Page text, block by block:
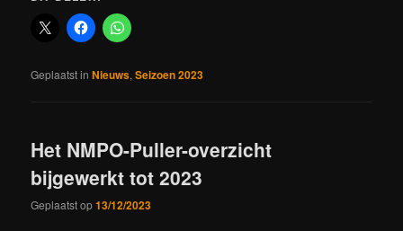
Geplaatst in Nieuws,Seizoen 2023
Het NMPO-Puller-overzicht
bijgewerkt tot 2023
Geplaatst op13/12/2023